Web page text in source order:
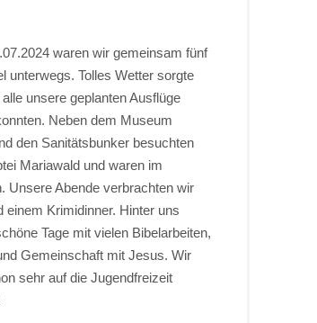
waren wir gemeinsam fünf
unterwegs. Tolles Wetter sorgte
unsere geplanten Ausflüge
Neben dem Museum
den Sanitätsbunker besuchten
Mariawald und waren im
Unsere Abende verbrachten wir
einem Krimidinner. Hinter uns
Tage mit vielen Bibelarbeiten,
Gemeinschaft mit Jesus. Wir
sehr auf die Jugendfreizeit